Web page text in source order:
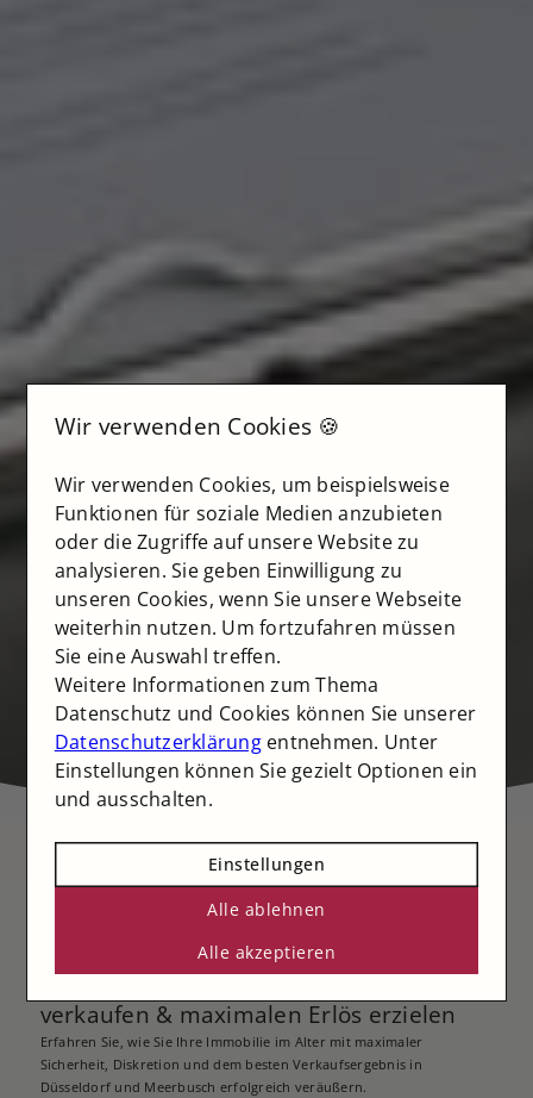
Hausverkauf im Alter in Düsseldorf &
Meerbusch – sicher entscheiden, diskret
verkaufen & maximalen Erlös erzielen
Erfahren Sie, wie Sie Ihre Immobilie im Alter mit maximaler
Sicherheit, Diskretion und dem besten Verkaufsergebnis in
Düsseldorf und Meerbusch erfolgreich veräußern.
Wir verwenden Cookies 🍪
Wir verwenden Cookies, um beispielsweise
Funktionen für soziale Medien anzubieten
oder die Zugriffe auf unsere Website zu
analysieren. Sie geben Einwilligung zu
unseren Cookies, wenn Sie unsere Webseite
weiterhin nutzen. Um fortzufahren müssen
Sie eine Auswahl treffen.
Weitere Informationen zum Thema
Datenschutz und Cookies können Sie unserer
Datenschutzerklärungentnehmen. Unter
Einstellungen können Sie gezielt Optionen ein
und ausschalten.
Einstellungen
Alle ablehnen
Alle akzeptieren